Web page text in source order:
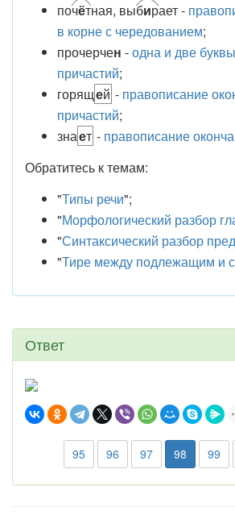
почётная, выбирает -
в корне с чередованием;
прочерчен -одна и две
причастий;
горящей - правописание
причастий;
знает - правописание
Обратитесь к темам:
"Типы речи";
"Морфологический разбор
"Синтаксический разбор
"Тире между подлежащим и
Ответ
95 96 97 98 99